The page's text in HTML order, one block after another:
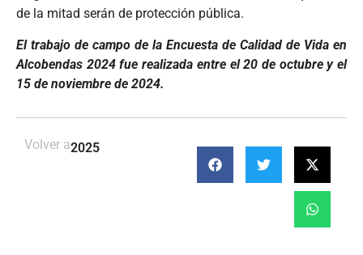
de la mitad serán de protección pública.
El trabajo de campo de la Encuesta de Calidad de Vida en
Alcobendas 2024 fue realizada entre el 20 de octubre y el
15 de noviembre de 2024.
Volver a2025